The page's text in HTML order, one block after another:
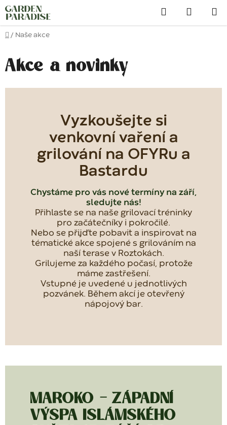
Přejít
na
obsah
Hledat
Domů
/ Naše akce
Akce a novinky
Vyzkoušejte si
venkovní vaření a
grilování na OFYRu a
Bastardu
Chystáme pro vás nové termíny na září,
sledujte nás!
Přihlaste se na naše grilovací tréninky
pro začátečníky i pokročilé.
Nebo se přijďte pobavit a inspirovat na
tématické akce spojené s grilováním na
naší terase v Roztokách.
Grilujeme za každého počasí, protože
máme zastřešení.
Vstupné je uvedené u jednotlivých
pozvánek. Během akcí je otevřený
nápojový bar.
MAROKO - ZÁPADNÍ
VÝSPA ISLÁMSKÉHO